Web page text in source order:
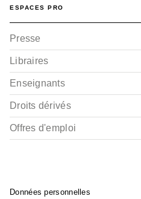
ESPACES PRO
Presse
Libraires
Enseignants
Droits dérivés
Offres d'emploi
Données personnelles